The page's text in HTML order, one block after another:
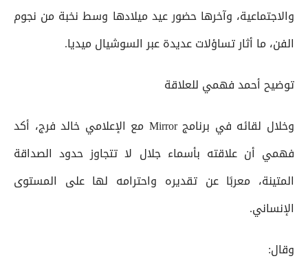
والاجتماعية، وآخرها حضور عيد ميلادها وسط نخبة من نجوم
الفن، ما أثار تساؤلات عديدة عبر السوشيال ميديا.
توضيح أحمد فهمي للعلاقة
وخلال لقائه في برنامج Mirror مع الإعلامي خالد فرج، أكد
فهمي أن علاقته بأسماء جلال لا تتجاوز حدود الصداقة
المتينة، معربًا عن تقديره واحترامه لها على المستوى
الإنساني.
وقال: